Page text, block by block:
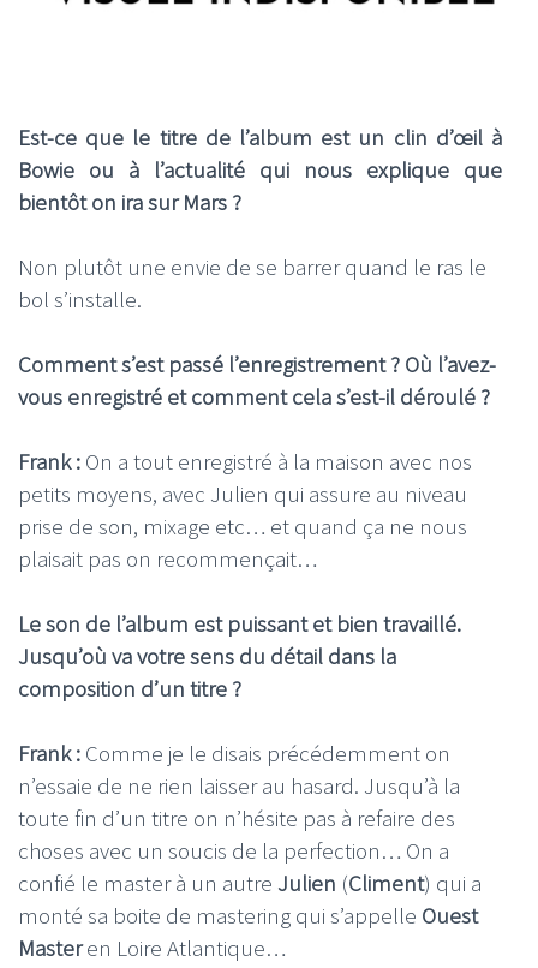
Est-ce que le titre de l’album est un clin d’œil à
Bowie ou à l’actualité qui nous explique que
bientôt on ira sur Mars ?
Non plutôt une envie de se barrer quand le ras le
bol s’installe.
Comment s’est passé l’enregistrement ? Où l’avez-
vous enregistré et comment cela s’est-il déroulé ?
Frank : On a tout enregistré à la maison avec nos
petits moyens, avec Julien qui assure au niveau
prise de son, mixage etc… et quand ça ne nous
plaisait pas on recommençait…
Le son de l’album est puissant et bien travaillé.
Jusqu’où va votre sens du détail dans la
composition d’un titre ?
Frank : Comme je le disais précédemment on
n’essaie de ne rien laisser au hasard. Jusqu’à la
toute fin d’un titre on n’hésite pas à refaire des
choses avec un soucis de la perfection… On a
confié le master à un autre Julien (Climent) qui a
monté sa boite de mastering qui s’appelle Ouest
Masteren Loire Atlantique…